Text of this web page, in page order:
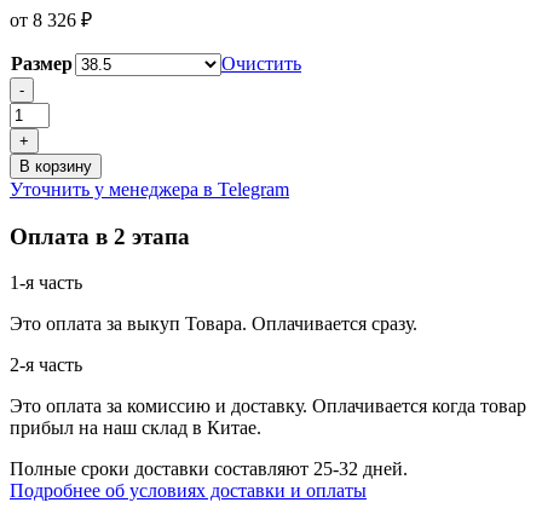
от 8 326 ₽
Размер
Очистить
Количество
товара
Nike
ZoomX
Zegama
Trail
-
+
В корзину
Уточнить у менеджера в Telegram
Оплата в 2 этапа
1-я часть
Это оплата за выкуп Товара. Оплачивается сразу.
2-я часть
Это оплата за комиссию и доставку. Оплачивается когда товар
прибыл на наш склад в Китае.
Полные сроки доставки составляют 25-32 дней.
Подробнее об условиях доставки и оплаты